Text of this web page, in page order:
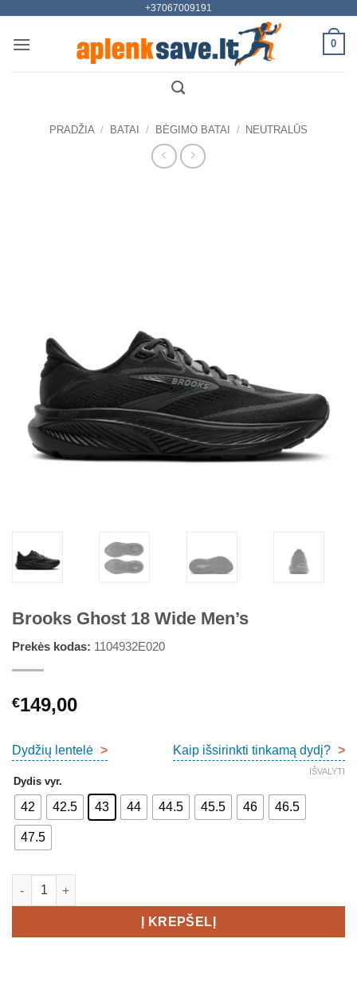
content
+37067009191
0
PRADŽIA / BATAI / BĖGIMO BATAI / NEUTRALŪS
Brooks Ghost 18 Wide Men’s
Prekės kodas: 1104932E020
€149,00
Dydžių lentelė > Kaip išsirinkti tinkamą dydį? >
Dydis vyr.
42 42.5 43 44 44.5 45.5 46 46.5
47.5
IŠVALYTI
produkto kiekis: Brooks Ghost 18 Wide Men's
Į KREPŠELĮ